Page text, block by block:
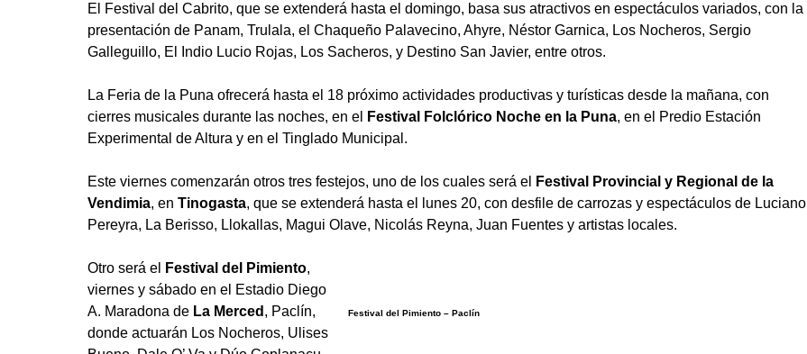
El Festival del Cabrito, que se extenderá hasta el domingo, basa sus atractivos en espectáculos variados, con la
presentación de Panam, Trulala, el Chaqueño Palavecino, Ahyre, Néstor Garnica, Los Nocheros, Sergio
Galleguillo, El Indio Lucio Rojas, Los Sacheros, y Destino San Javier, entre otros.
La Feria de la Puna ofrecerá hasta el 18 próximo actividades productivas y turísticas desde la mañana, con
cierres musicales durante las noches, en el
Festival Folclórico Noche en la Puna, en el Predio Estación
Experimental de Altura y en el Tinglado Municipal.
Este viernes comenzarán otros tres festejos, uno de los cuales será el
Festival Provincial y Regional de la
Vendimia, en Tinogasta, que se extenderá hasta el lunes 20, con desfile de carrozas y espectáculos de Luciano
Pereyra, La Berisso, Llokallas, Magui Olave, Nicolás Reyna, Juan Fuentes y artistas locales.
Festival del Pimiento – Paclín
Otro será el Festival del Pimiento,
viernes y sábado en el Estadio Diego
A. Maradona de La Merced , Paclín,
donde actuarán Los Nocheros, Ulises